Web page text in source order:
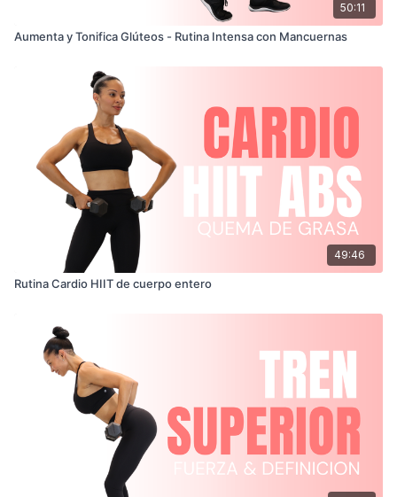
50:11
Aumenta y Tonifica Glúteos - Rutina Intensa con Mancuernas
49:46
Rutina Cardio HIIT de cuerpo entero